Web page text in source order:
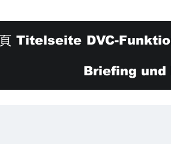
Titelseite DVC-
Briefing